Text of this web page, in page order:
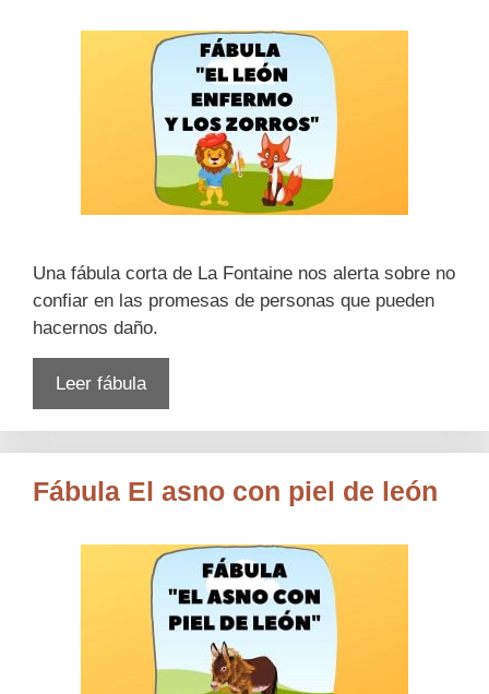
Una fábula corta de La Fontaine nos alerta sobre no
confiar en las promesas de personas que pueden
hacernos daño.
Leer fábula
Fábula El asno con piel de león